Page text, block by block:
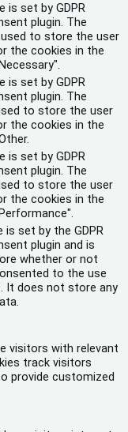
is set by GDPR
plugin. The
to store the user
the cookies in the
is set by GDPR
plugin. The
to store the user
the cookies in the
is set by GDPR
plugin. The
to store the user
the cookies in the
is set by the GDPR
plugin and is
whether or not
to the use
It does not store any
visitors with relevant
track visitors
provide customized